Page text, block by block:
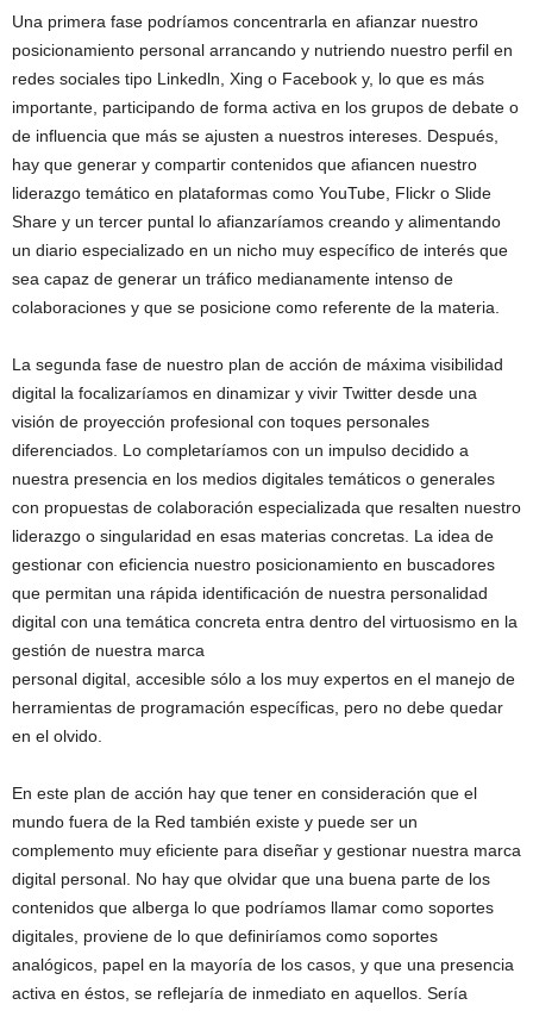
Una primera fase podríamos concentrarla en afianzar nuestro
posicionamiento personal arrancando y nutriendo nuestro perfil en
redes sociales tipo Linkedln, Xing o Facebook y, lo que es más
importante, participando de forma activa en los grupos de debate o
de influencia que más se ajusten a nuestros intereses. Después,
hay que generar y compartir contenidos que afiancen nuestro
liderazgo temático en plataformas como YouTube, Flickr o Slide
Share y un tercer puntal lo afianzaríamos creando y alimentando
un diario especializado en un nicho muy específico de interés que
sea capaz de generar un tráfico medianamente intenso de
colaboraciones y que se posicione como referente de la materia.
La segunda fase de nuestro plan de acción de máxima visibilidad
digital la focalizaríamos en dinamizar y vivir Twitter desde una
visión de proyección profesional con toques personales
diferenciados. Lo completaríamos con un impulso decidido a
nuestra presencia en los medios digitales temáticos o generales
con propuestas de colaboración especializada que resalten nuestro
liderazgo o singularidad en esas materias concretas. La idea de
gestionar con eficiencia nuestro posicionamiento en buscadores
que permitan una rápida identificación de nuestra personalidad
digital con una temática concreta entra dentro del virtuosismo en la
gestión de nuestra marca
personal digital, accesible sólo a los muy expertos en el manejo de
herramientas de programación específicas, pero no debe quedar
en el olvido.
En este plan de acción hay que tener en consideración que el
mundo fuera de la Red también existe y puede ser un
complemento muy eficiente para diseñar y gestionar nuestra marca
digital personal. No hay que olvidar que una buena parte de los
contenidos que alberga lo que podríamos llamar como soportes
digitales, proviene de lo que definiríamos como soportes
analógicos, papel en la mayoría de los casos, y que una presencia
activa en éstos, se reflejaría de inmediato en aquellos. Sería